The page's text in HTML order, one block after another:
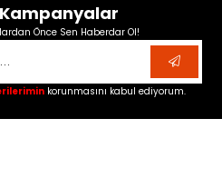
Kampanyalar
Önce Sen Haberdar Ol!
korunmasını kabul ediyorum.